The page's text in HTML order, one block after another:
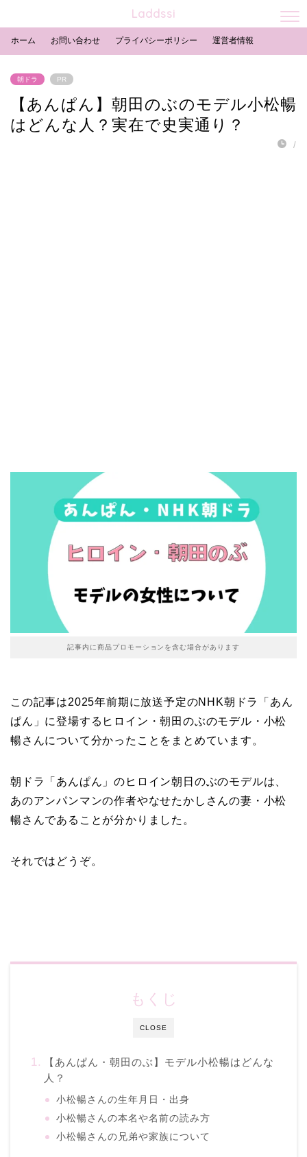
Laddssi
ホーム お問い合わせ プライバシーポリシー 運営者情報
朝ドラ PR
【あんぱん】朝田のぶのモデル小松暢
はどんな人？実在で史実通り？
/
記事内に商品プロモーションを含む場合があります
この記事は2025年前期に放送予定のNHK朝ドラ「あん
ぱん」に登場するヒロイン・朝田のぶのモデル・小松
暢さんについて分かったことをまとめています。
朝ドラ「あんぱん」のヒロイン朝日のぶのモデルは、
あのアンパンマンの作者やなせたかしさんの妻・小松
暢さんであることが分かりました。
それではどうぞ。
CLOSE
もくじ
【あんぱん・朝田のぶ】モデル小松暢はどんな
人？
小松暢さんの生年月日・出身
小松暢さんの本名や名前の読み方
小松暢さんの兄弟や家族について